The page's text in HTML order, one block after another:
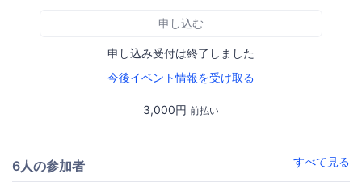
申し込む
申し込み受付は終了しました
今後イベント情報を受け取る
3,000円 前払い
6人の参加者 すべて見る